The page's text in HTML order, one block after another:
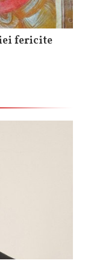
fericite